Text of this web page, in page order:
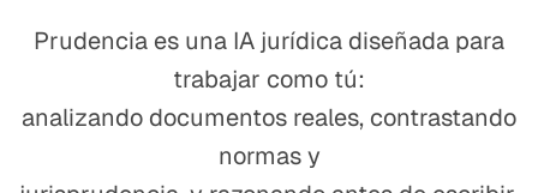
Prudencia es una IA jurídica diseñada para
trabajar como tú:
analizando documentos reales, contrastando
normas y